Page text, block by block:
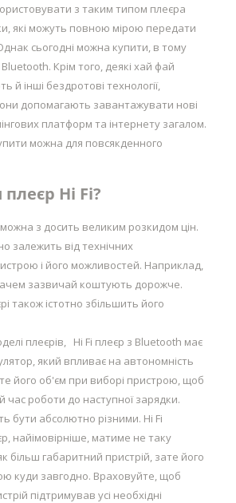
з таким типом плеєра
які можуть повною мірою передати
сьогодні можна купити, в тому
Bluetooth. Крім того, деякі хай фай
й інші бездротові технології,
допомагають завантажувати нові
платформ та інтернету загалом.
можна для повсякденного
Hi Fi?
з досить великим розкидом цін.
залежить від технічних
і його можливостей. Наприклад,
зазвичай коштують дорожче.
також істотно збільшить його
плеєрів, Hi Fi плеєр з Bluetooth має
який впливає на автономність
його об'єм при виборі пристрою, щоб
роботи до наступної зарядки.
бути абсолютно різними. Hi Fi
найімовірніше, матиме не таку
більш габаритний пристрій, зате його
куди завгодно. Враховуйте, щоб
підтримував усі необхідні